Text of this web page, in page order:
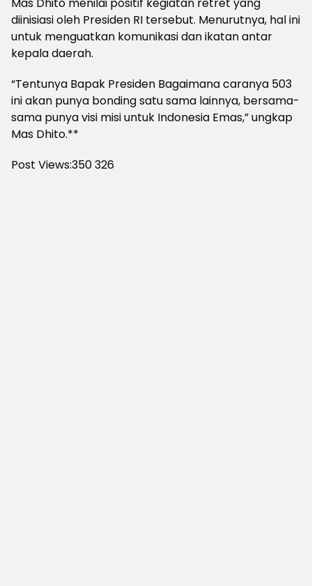
Mas Dhito menilai positif kegiatan retret yang
diinisiasi oleh Presiden RI tersebut. Menurutnya, hal ini
untuk menguatkan komunikasi dan ikatan antar
kepala daerah.
“Tentunya Bapak Presiden Bagaimana caranya 503
ini akan punya bonding satu sama lainnya, bersama-
sama punya visi misi untuk Indonesia Emas,” ungkap
Mas Dhito.**
Post Views:350326